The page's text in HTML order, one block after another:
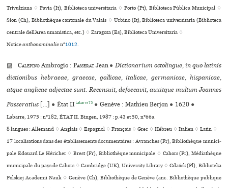
Trivulziana ♢ Pavia (It), Biblioteca uni­ver­si­ta­ria ♢ Porto (Pt), Biblioteca Pública Municipal ♢
Sion (Ch), Bibliothèque cantonale du Valais ♢ Urbino (It), Biblioteca uni­ver­si­ta­ria (Biblioteca
cen­trale dell’Area uma­nis­tica, etc.) ♢ Zaragoza (Es), Biblioteca Universitaria ♢
Noticeanthonominalien°1012.
▨CalepinoAmbrogio :Passerat Jean ● Dictionarium octolingue, in quo latinis
dictionibus hebraeae, graecae, gallicae, italicae, germanicae, hispanicae,
atque anglicae adjectae sunt. Recensuit, defoecavit, auxitque multum Joannes
Passeratius [...] ● État II Labarre75 ● Genève : Mathieu Berjon ● 1620 ●
Labarre, 1975 : n°182, ÉTAT II. Bingen, 1987 : p.43 et 50, n°66a.
8 langues :Allemand ♢Anglais ♢Espagnol ♢Français ♢Grec ♢Hébreu ♢Italien ♢Latin ♢
17 localisations dans des établissements documentaires : Avranches (Fr), Bibliothèque muni­ci­
pale Edouard Le Héricher ♢ Brest (Fr), Bibliothèque muni­ci­pale ♢ Cahors (Fr), Médiathèque
municipale du pays de Cahors ♢ Cambridge (UK), University Library ♢ Gdańsk (Pl), Biblioteka
Polskiej Academii Nauk ♢ Genève (Ch), Bibliothèque de Genève (anc. Bibliothèque publi­que